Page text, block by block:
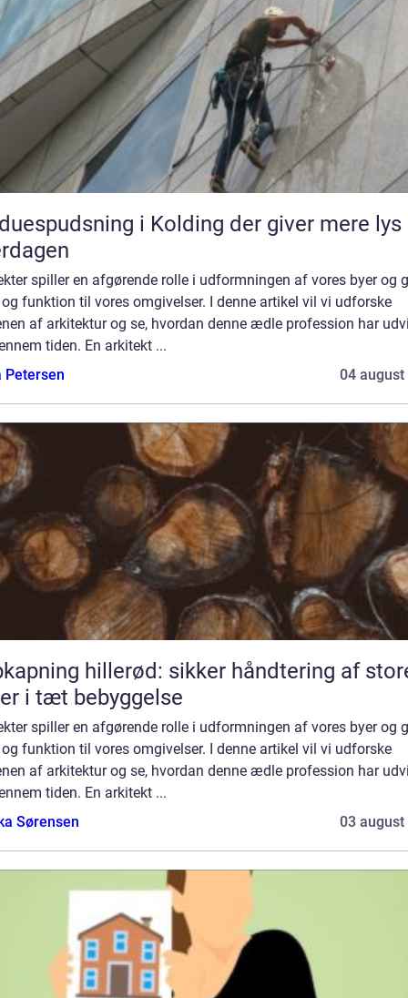
i Kolding der giver mere lys
spiller en afgørende rolle i udformningen af vores byer og
funktion til vores omgivelser. I denne artikel vil vi udforske
af arkitektur og se, hvordan denne ædle profession har
tiden. En arkitekt ...
Petersen
04 august
hillerød: sikker håndtering af
i tæt bebyggelse
spiller en afgørende rolle i udformningen af vores byer og
funktion til vores omgivelser. I denne artikel vil vi udforske
af arkitektur og se, hvordan denne ædle profession har
tiden. En arkitekt ...
Sørensen
03 august